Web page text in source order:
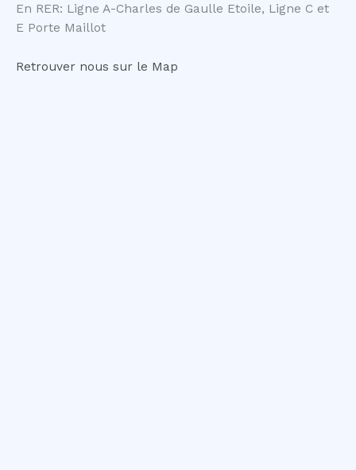
En RER: Ligne A-Charles de Gaulle Etoile, Ligne C et
E Porte Maillot
Retrouver nous sur le Map